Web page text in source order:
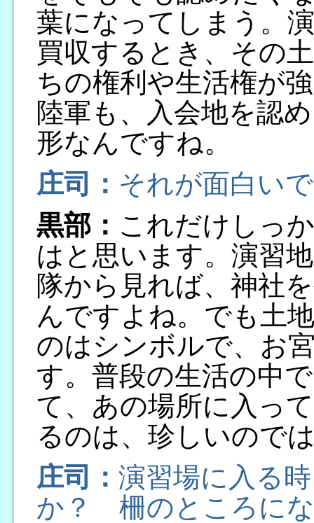
葉になってしまう。
買収するとき、その
ちの権利や生活権が
陸軍も、入会地を認
形なんですね。
庄司： それが面白い
黒部： これだけしっ
はと思います。演習
隊から見れば、神社
んですよね。でも土
のはシンボルで、お
す。普段の生活の中
て、あの場所に入っ
るのは、珍しいので
庄司： 演習場に入る
か？ 柵のところに